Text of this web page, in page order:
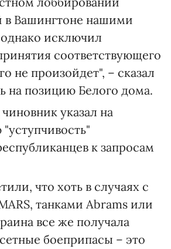
в Вашингтоне нашими
исключил
соответствующего
не произойдет", – сказал
на позицию Белого дома.
указал на
к запросам
что хоть в случаях с
танками Abrams или
все же получала
боеприпасы – это